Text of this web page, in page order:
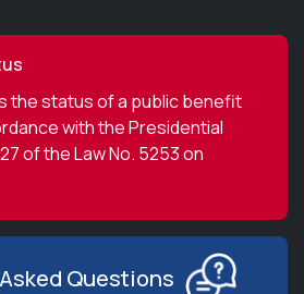
the status of a public benefit
with the Presidential
of the Law No. 5253 on
Questions